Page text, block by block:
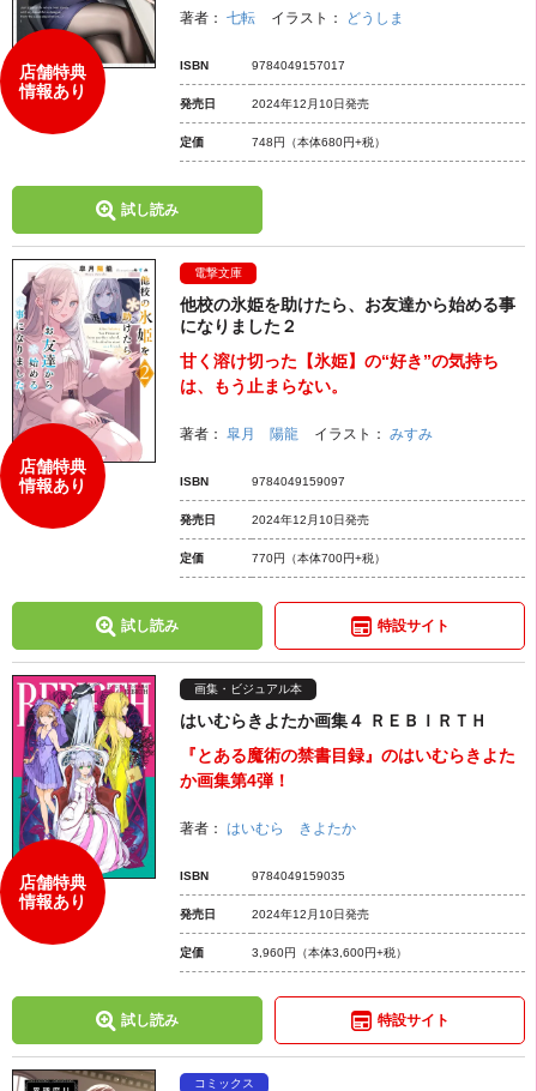
店舗特典
情報あり
著者： 七転 イラスト： どうしま
ISBN 9784049157017
発売日 2024年12月10日発売
定価 748円 （本体680円+税）
試し読み
店舗特典
情報あり
電撃文庫
他校の氷姫を助けたら、お友達から始める事
になりました２
甘く溶け切った【氷姫】の“好き”の気持ち
は、もう止まらない。
著者： 皐月 陽龍 イラスト： みすみ
ISBN 9784049159097
発売日 2024年12月10日発売
定価 770円 （本体700円+税）
試し読み 特設サイト
店舗特典
情報あり
画集・ビジュアル本
はいむらきよたか画集４ ＲＥＢＩＲＴＨ
『とある魔術の禁書目録』のはいむらきよた
か画集第4弾！
著者： はいむら きよたか
ISBN 9784049159035
発売日 2024年12月10日発売
定価 3,960円 （本体3,600円+税）
試し読み 特設サイト
コミックス